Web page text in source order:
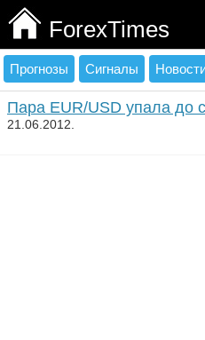
ForexTimes
Прогнозы Сигналы
Пара EUR/USD упала до
21.06.2012.